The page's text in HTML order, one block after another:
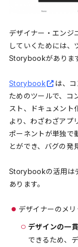
デザイナー・エンジ
していくためには、
Storybookがありま
Storybook
は、
ためのツールで、コ
スト、ドキュメント
より、わざわざアプ
ポーネントが単独で
とができ、バグの発
Storybookの活用は
あります。
デザイナーのメリ
デザインの一
できるため、